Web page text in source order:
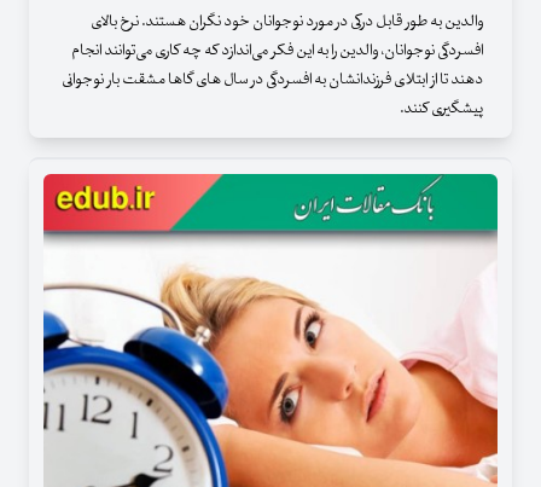
والدین به طور قابل درکی در مورد نوجوانان خود نگران هستند. نرخ بالای
افسردگی نوجوانان، والدین را به این فکر می‌اندازد که چه کاری می‌توانند انجام
دهند تا از ابتلای فرزندانشان به افسردگی در سال های گاها مشقت بار نوجوانی
پیشگیری کنند.